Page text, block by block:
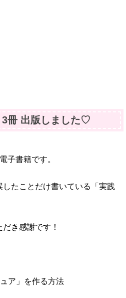
3冊 出版しました♡
子書籍です。
たことだけ書いている「実践
き感謝です！
ア」を作る方法